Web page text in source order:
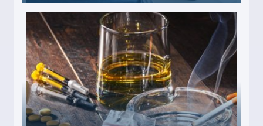
(34) in den finanziellen Ruin!